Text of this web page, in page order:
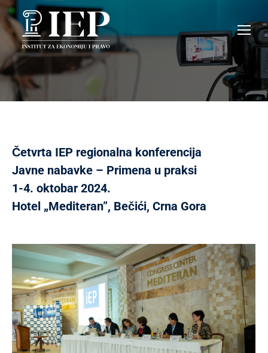
Četvrta IEP regionalna konferencija
Javne nabavke – Primena u praksi
1-4. oktobar 2024.
Hotel „Mediteran”, Bečići, Crna Gora